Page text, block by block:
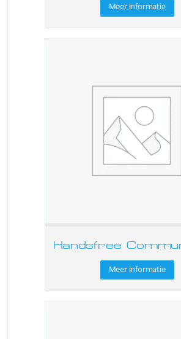
Meer informatie
Handsfree
Meer informatie